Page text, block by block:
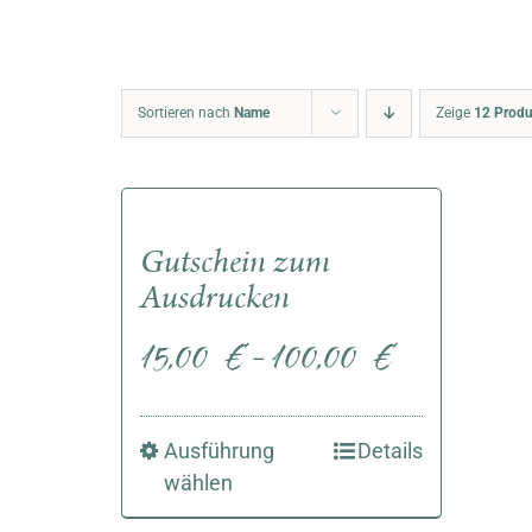
Sortieren nach Name Zeige 12
Gutschein zum
Ausdrucken
15,00€ – 100,00€
Ausführung
wählen
Details